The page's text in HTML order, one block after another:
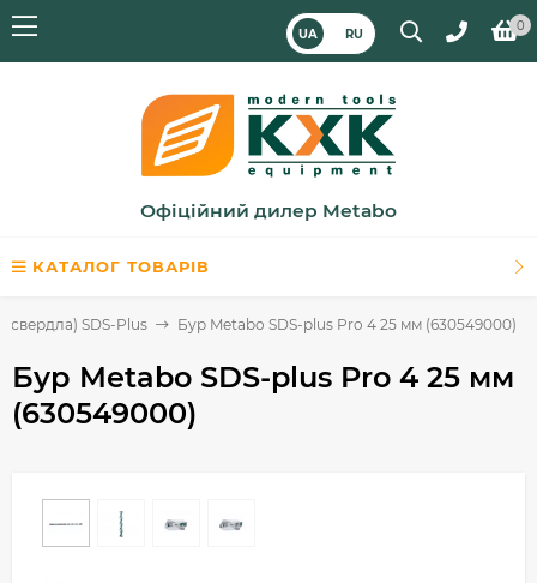
UA RU
0
Офіційний дилер Metabo
КАТАЛОГ ТОВАРІВ
SDS-Plus Бур Metabo SDS-plus Pro 4 25 мм (630549000)
Бур Metabo SDS-plus Pro 4 25 мм
(630549000)